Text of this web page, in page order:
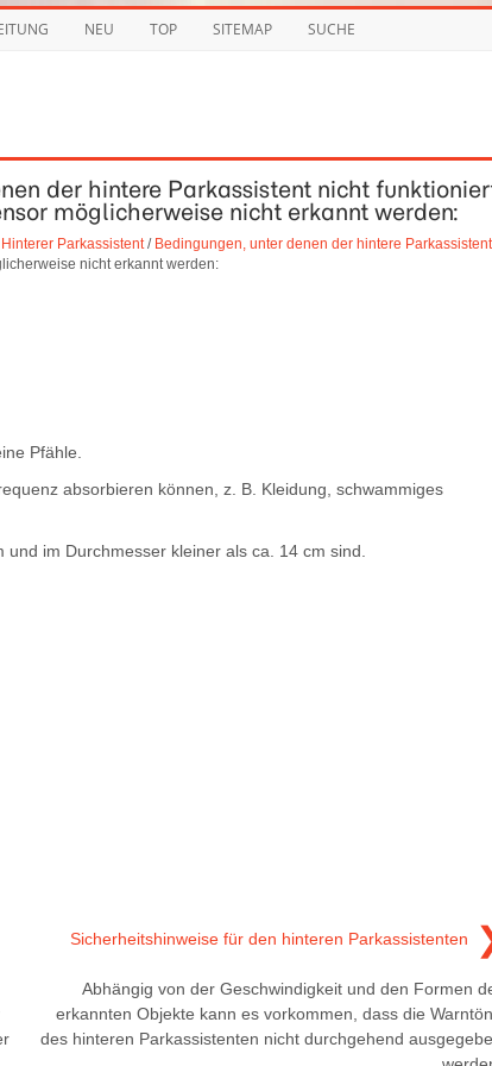
NEU TOP SITEMAP SUCHE
der hintere Parkassistent nicht
möglicherweise nicht erkannt werden:
Hinterer Parkassistent/ Bedingungen, unter denen der hintere Parkassistent
nicht erkannt werden:
Pfähle.
absorbieren können, z. B. Kleidung, schwammiges
im Durchmesser kleiner als ca. 14 cm sind.
Sicherheitshinweise für den hinteren Parkassistenten
Abhängig von der Geschwindigkeit und den Formen
erkannten Objekte kann es vorkommen, dass die
des hinteren Parkassistenten nicht durchgehend